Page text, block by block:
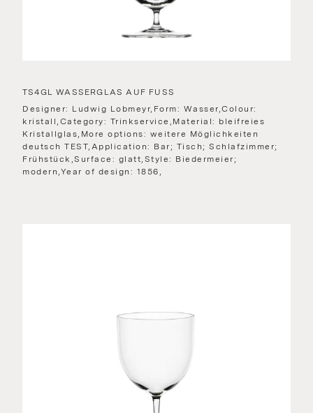
TS4GL WASSERGLAS AUF FUSS
Designer: Ludwig Lobmeyr,Form: Wasser,Colour:
kristall,Category: Trinkservice,Material: bleifreies
Kristallglas,More options: weitere Möglichkeiten
deutsch TEST,Application: Bar; Tisch; Schlafzimmer;
Frühstück,Surface: glatt,Style: Biedermeier;
modern,Year of design: 1856,